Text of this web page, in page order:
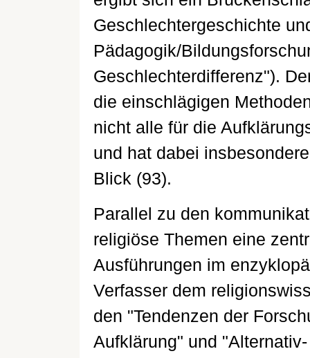
Geschlechtergeschichte
Pädagogik/
Geschlechterdifferenz").
die einschlägigen
nicht alle für die
und hat dabei
Blick (93).
Parallel zu den
religiöse Themen eine
Ausführungen im
Verfasser dem
den "Tendenzen der
Aufklärung" und